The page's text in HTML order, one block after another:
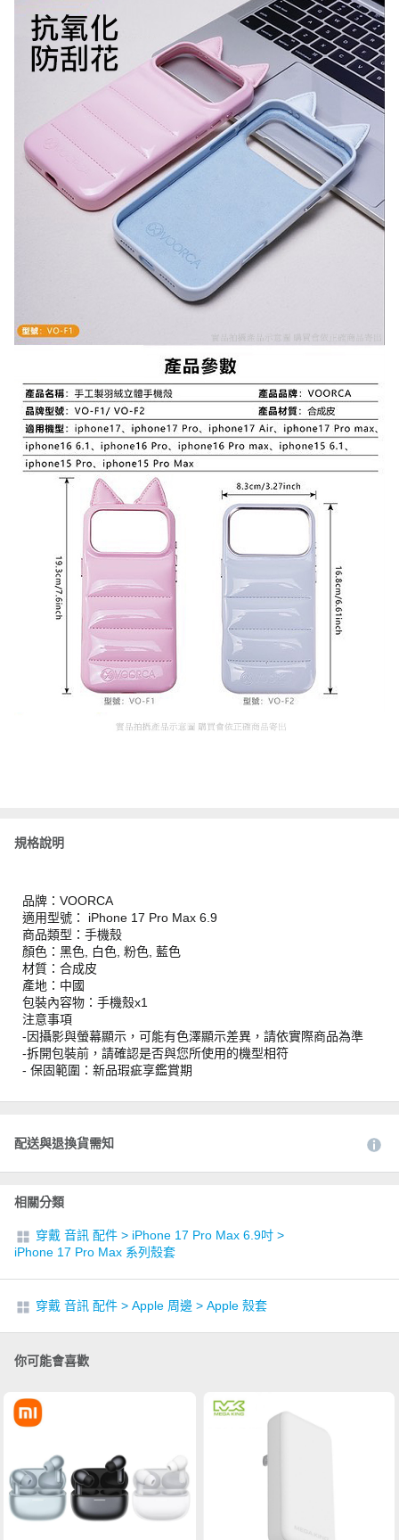
規格說明
品牌：VOORCA
適用型號： iPhone 17 Pro Max 6.9
商品類型：手機殼
顏色：黑色, 白色, 粉色, 藍色
材質：合成皮
產地：中國
包裝內容物：手機殼x1
注意事項
-因攝影與螢幕顯示，可能有色澤顯示差異，請依實際商品為準
-拆開包裝前，請確認是否與您所使用的機型相符
- 保固範圍：新品瑕疵享鑑賞期
配送與退換貨需知
相關分類
穿戴 音訊 配件 > iPhone 17 Pro Max 6.9吋 >
iPhone 17 Pro Max 系列殼套
穿戴 音訊 配件 > Apple 周邊 > Apple 殼套
你可能會喜歡